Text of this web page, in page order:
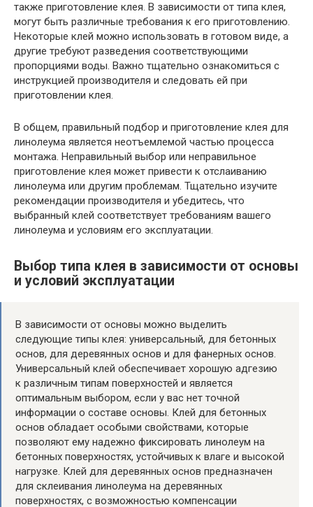
также приготовление клея. В зависимости от типа клея,
могут быть различные требования к его приготовлению.
Некоторые клей можно использовать в готовом виде, а
другие требуют разведения соответствующими
пропорциями воды. Важно тщательно ознакомиться с
инструкцией производителя и следовать ей при
приготовлении клея.
В общем, правильный подбор и приготовление клея для
линолеума является неотъемлемой частью процесса
монтажа. Неправильный выбор или неправильное
приготовление клея может привести к отслаиванию
линолеума или другим проблемам. Тщательно изучите
рекомендации производителя и убедитесь, что
выбранный клей соответствует требованиям вашего
линолеума и условиям его эксплуатации.
Выбор типа клея в зависимости от основы
и условий эксплуатации
В зависимости от основы можно выделить
следующие типы клея: универсальный, для бетонных
основ, для деревянных основ и для фанерных основ.
Универсальный клей обеспечивает хорошую адгезию
к различным типам поверхностей и является
оптимальным выбором, если у вас нет точной
информации о составе основы. Клей для бетонных
основ обладает особыми свойствами, которые
позволяют ему надежно фиксировать линолеум на
бетонных поверхностях, устойчивых к влаге и высокой
нагрузке. Клей для деревянных основ предназначен
для склеивания линолеума на деревянных
поверхностях, с возможностью компенсации